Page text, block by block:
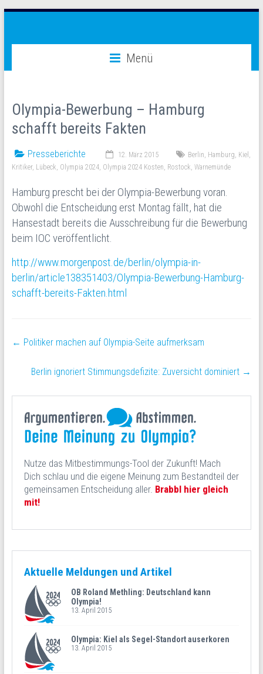
Warnemünde-
Olympia
Olympische
Spiele
oder
2028
Rostock-
Warnemünde
Menü
Olympia-Bewerbung – Hamburg
schafft bereits Fakten
Presseberichte 12. März 2015 Berlin, Hamburg, Kiel ,
Kritiker, Lübeck, Olympia 2024, Olympia 2024 Kosten, Rostock, Warnemünde
Hamburg prescht bei der Olympia-Bewerbung voran.
Obwohl die Entscheidung erst Montag fällt, hat die
Hansestadt bereits die Ausschreibung für die Bewerbung
beim IOC veröffentlicht.
http://www.morgenpost.de/berlin/olympia-in-
berlin/article138351403/Olympia-Bewerbung-Hamburg-
schafft-bereits-Fakten.html
← Politiker machen auf Olympia-Seite aufmerksam
Berlin ignoriert Stimmungsdefizite: Zuversicht dominiert →
Nutze das Mitbestimmungs-Tool der Zukunft! Mach
Dich schlau und die eigene Meinung zum Bestandteil der
gemeinsamen Entscheidung aller. Brabbl hier gleich
mit!
Aktuelle Meldungen und Artikel
OB Roland Methling: Deutschland kann
Olympia!
13. April 2015
Olympia: Kiel als Segel-Standort auserkoren
13. April 2015